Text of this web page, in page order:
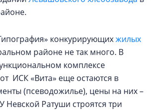
конкурирующихжилых
районе не так много. В
комплексе
ИСК «Вита» еще остаются в
(псеводожилье), цены на них –
Невской Ратуши строятся три